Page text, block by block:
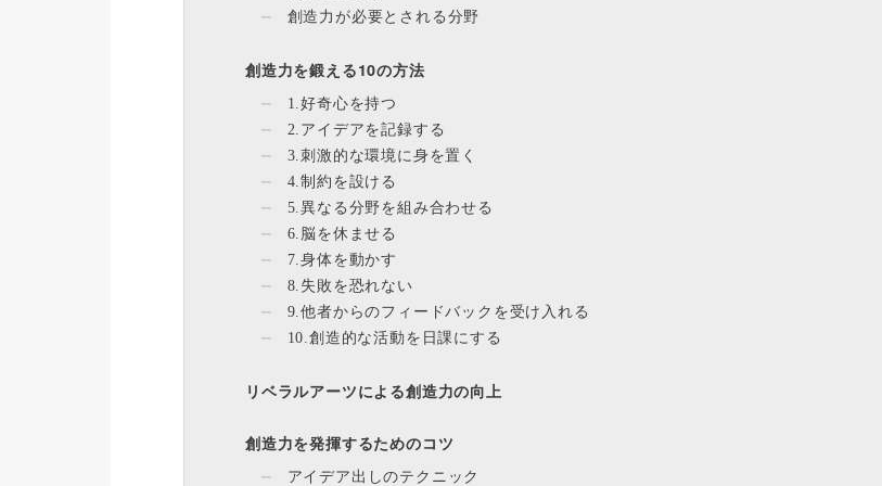
創造力が必要とされる分野
創造力を鍛える10の方法
1.好奇心を持つ
2.アイデアを記録する
3.刺激的な環境に身を置く
4.制約を設ける
5.異なる分野を組み合わせる
6.脳を休ませる
7.身体を動かす
8.失敗を恐れない
9.他者からのフィードバックを受け入れる
10.創造的な活動を日課にする
リベラルアーツによる創造力の向上
創造力を発揮するためのコツ
アイデア出しのテクニック